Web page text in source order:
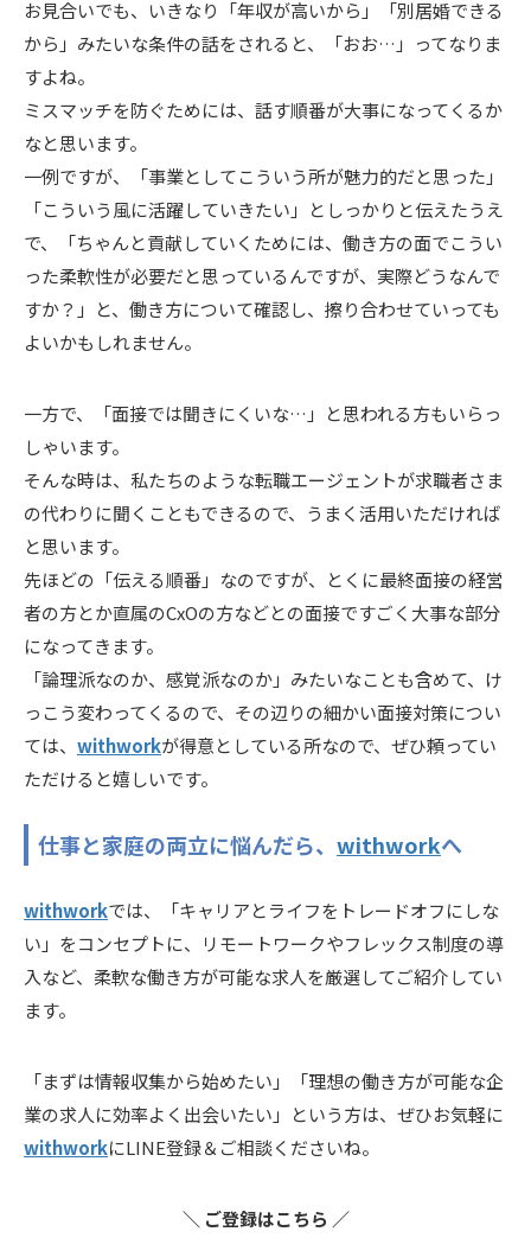
お見合いでも、いきなり「年収が高いから」「別居婚できる
から」みたいな条件の話をされると、「おお…」ってなりま
すよね。
ミスマッチを防ぐためには、話す順番が大事になってくるか
なと思います。
一例ですが、「事業としてこういう所が魅力的だと思った」
「こういう風に活躍していきたい」としっかりと伝えたうえ
で、「ちゃんと貢献していくためには、働き方の面でこうい
った柔軟性が必要だと思っているんですが、実際どうなんで
すか？」と、働き方について確認し、擦り合わせていっても
よいかもしれません。
一方で、「面接では聞きにくいな…」と思われる方もいらっ
しゃいます。
そんな時は、私たちのような転職エージェントが求職者さま
の代わりに聞くこともできるので、うまく活用いただければ
と思います。
先ほどの「伝える順番」なのですが、とくに最終面接の経営
者の方とか直属のCxOの方などとの面接ですごく大事な部分
になってきます。
「論理派なのか、感覚派なのか」みたいなことも含めて、け
っこう変わってくるので、その辺りの細かい面接対策につい
ては、 withworkが得意としている所なので、ぜひ頼ってい
ただけると嬉しいです。
仕事と家庭の両立に悩んだら、 withworkへ
withworkでは、「キャリアとライフをトレードオフにしな
い」をコンセプトに、リモートワークやフレックス制度の導
入など、柔軟な働き方が可能な求人を厳選してご紹介してい
ます。
「まずは情報収集から始めたい」「理想の働き方が可能な企
業の求人に効率よく出会いたい」という方は、ぜひお気軽に
withworkにLINE登録＆ご相談くださいね。
＼ ご登録はこちら ／